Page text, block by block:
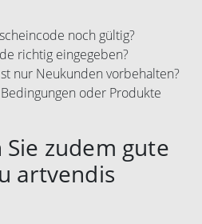
noch gültig?
richtig eingegeben?
nur Neukunden vorbehalten?
oder Produkte
zudem gute
artvendis